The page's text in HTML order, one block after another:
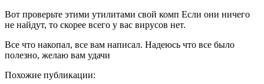
Вот проверьте этими утилитами свой комп Если они ничего
не найдут, то скорее всего у вас вирусов нет.
Все что накопал, все вам написал. Надеюсь что все было
полезно, желаю вам удачи
Похожие публикации: